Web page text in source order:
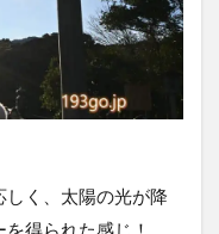
く、太陽の光が降
得られた感じ！